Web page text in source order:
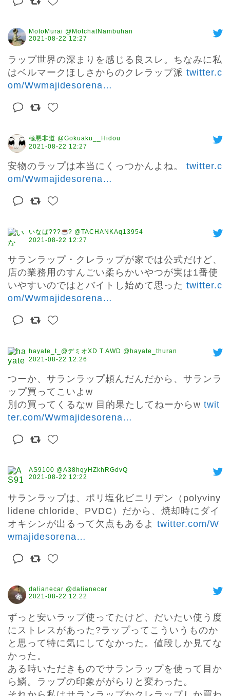
MotoMurai @MotchatNambuhan
2021-08-22 12:27
ラップ世界の深まりを感じる良スレ。ちなみに私
はベルマークほしさからのクレラップ派 twitter.c
om/Wwmajidesorena…
極悪非道 @Gokuaku__Hidou
2021-08-22 12:27
安物のラップは本当にくっつかんよね。 twitter.c
om/Wwmajidesorena…
いなば???
? @TACHANKAq13954
2021-08-22 12:27
サランラップ・クレラップが家では公式だけど、
店の業務用のすんごい柔らかいやつが実は1番使
いやすいのではとバイトし始めて思った twitter.c
om/Wwmajidesorena…
hayate_t_@デミオXD T AWD @hayate_thuran
2021-08-22 12:26
つーか、サランラップ頼んだんだから、サランラ
ップ買ってこいよw
別の買ってくるなw 目的果たしてねーからw twit
ter.com/Wwmajidesorena…
AS9100 @A38hqyHZkhRGdvQ
2021-08-22 12:22
サランラップは、ポリ塩化ビニリデン（polyviny
lidene chloride、PVDC）だから、焼却時にダイ
オキシンが出るって欠点もあるよ twitter.com/W
wmajidesorena…
dalianecar @dalianecar
2021-08-22 12:22
ずっと安いラップ使ってたけど、だいたい使う度
にストレスがあった?ラップってこういうものか
と思って特に気にしてなかった。値段しか見てな
かった。
ある時いただきものでサランラップを使って目か
ら鱗。ラップの印象ががらりと変わった。